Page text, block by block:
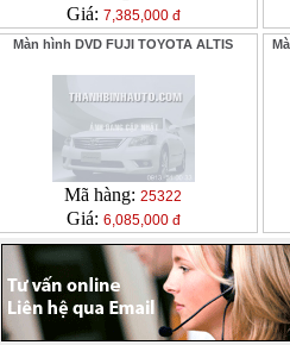
Giá: 7,385,000 đ
Màn hình DVD FUJI TOYOTA ALTIS
Mã hàng: 25322
Giá: 6,085,000 đ